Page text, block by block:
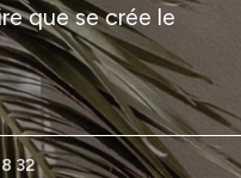
que se crée le
32